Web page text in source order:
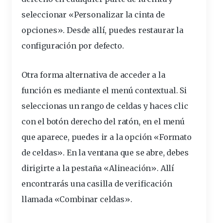
seleccionar «Personalizar la cinta de
opciones». Desde allí, puedes restaurar la
configuración por defecto.
Otra forma alternativa de acceder a la
función es mediante el menú contextual. Si
seleccionas un rango de celdas y haces clic
con el botón derecho del ratón, en el menú
que aparece, puedes ir a la opción «Formato
de celdas». En la ventana que se abre, debes
dirigirte a la pestaña «Alineación». Allí
encontrarás una casilla de verificación
llamada «Combinar celdas».